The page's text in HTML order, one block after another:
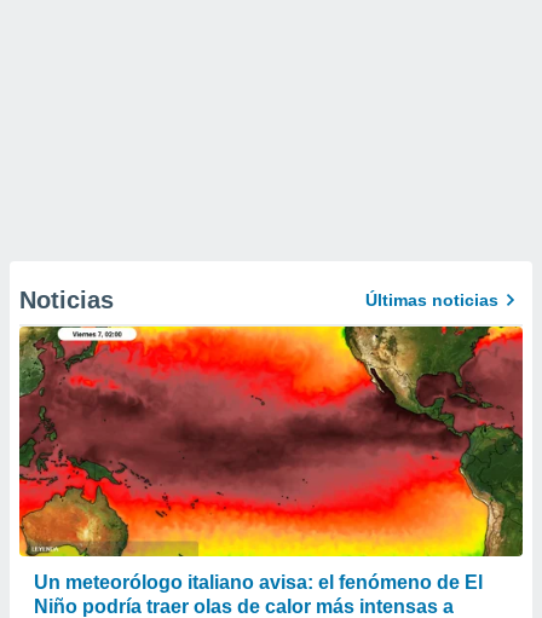
Noticias Últimas noticias
Un meteorólogo italiano avisa: el fenómeno de El
Niño podría traer olas de calor más intensas a